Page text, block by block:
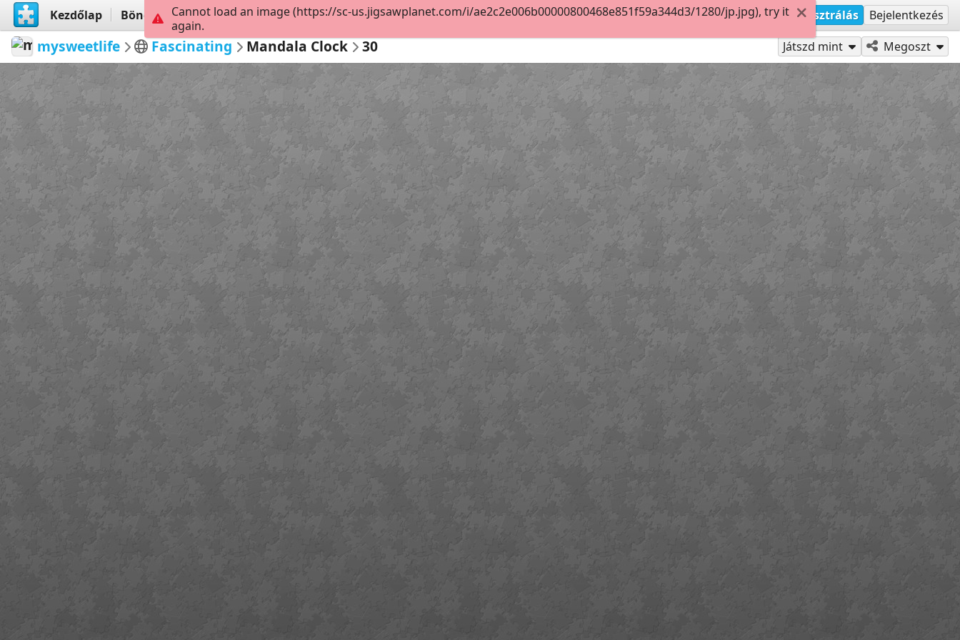
Kezdőlap Böngészés Létrehoz Regisztrálás Bejelentkezés
mysweetlife Fascinating Mandala Clock 30 Játszd mint Megoszt
Cannot load an image (https://sc-us.jigsawplanet.com/i/ae2c2e006b00000800468e851f59a344d3/1280/jp.jpg), try it
again.